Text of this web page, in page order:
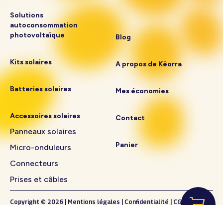
Solutions
autoconsommation
photovoltaïque
Kits solaires
Batteries solaires
Accessoires solaires
Panneaux solaires
Micro-onduleurs
Connecteurs
Prises et câbles
Blog
A propos de Këorra
Mes économies
Contact
Panier
Copyright © 2026 Mentions légales Confidentialité CGV